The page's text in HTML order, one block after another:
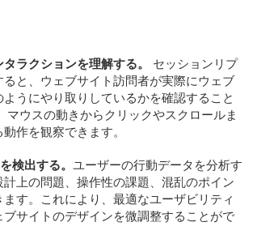
ラクションを理解する。
セッションリプ
ると、ウェブサイト訪問者が実際にウェブ
うにやり取りしているかを確認すること
マウスの動きからクリックやスクロールま
作を観察できます。
検出する。 ユーザーの行動データを分析す
計上の問題、操作性の課題、混乱のポイン
ます。これにより、最適なユーザビリティ
ブサイトのデザインを微調整することがで